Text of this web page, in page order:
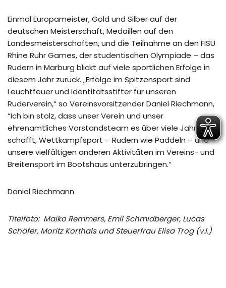
Einmal Europameister, Gold und Silber auf der
deutschen Meisterschaft, Medaillen auf den
Landesmeisterschaften, und die Teilnahme an den FISU
Rhine Ruhr Games, der studentischen Olympiade – das
Rudern in Marburg blickt auf viele sportlichen Erfolge in
diesem Jahr zurück. „Erfolge im Spitzensport sind
Leuchtfeuer und Identitätsstifter für unseren
Ruderverein,“ so Vereinsvorsitzender Daniel Riechmann,
“Ich bin stolz, dass unser Verein und unser
ehrenamtliches Vorstandsteam es über viele Jahre
schafft, Wettkampfsport – Rudern wie Paddeln – und
unsere vielfältigen anderen Aktivitäten im Vereins- und
Breitensport im Bootshaus unterzubringen.“
Daniel Riechmann
Titelfoto: Maiko Remmers, Emil Schmidberger, Lucas
Schäfer, Moritz Korthals und Steuerfrau Elisa Trog (v.l.)